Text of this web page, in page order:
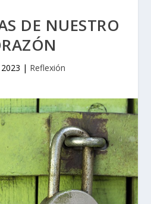
DE NUESTRO
| Reflexión